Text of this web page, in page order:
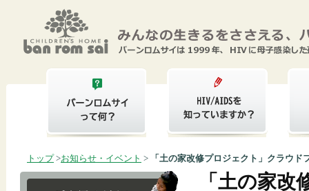
トップ>お知らせ・イベント > 「土の家改修プロジェクト」クラウド
「土の家